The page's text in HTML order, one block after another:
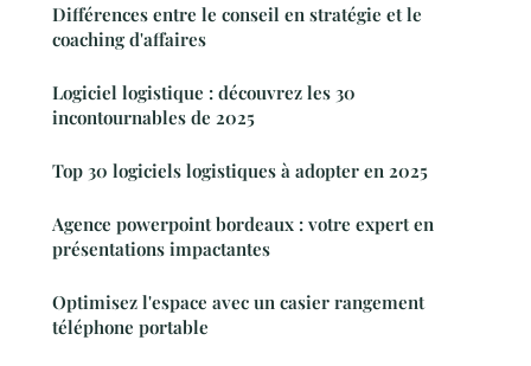
Différences entre le conseil en stratégie et le
coaching d'affaires
Logiciel logistique : découvrez les 30
incontournables de 2025
Top 30 logiciels logistiques à adopter en 2025
Agence powerpoint bordeaux : votre expert en
présentations impactantes
Optimisez l'espace avec un casier rangement
téléphone portable